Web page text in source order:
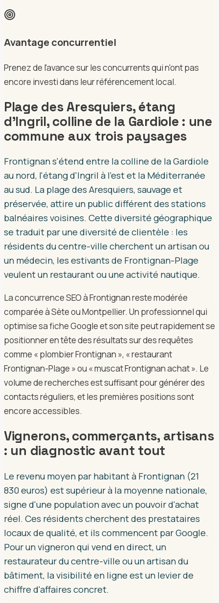
Avantage concurrentiel
Prenez de l'avance sur les concurrents qui n'ont pas
encore investi dans leur référencement local.
Plage des Aresquiers, étang
d'Ingril, colline de la Gardiole : une
commune aux trois paysages
Frontignan s'étend entre la colline de la Gardiole
au nord, l'étang d'Ingril à l'est et la Méditerranée
au sud. La plage des Aresquiers, sauvage et
préservée, attire un public différent des stations
balnéaires voisines. Cette diversité géographique
se traduit par une diversité de clientèle : les
résidents du centre-ville cherchent un artisan ou
un médecin, les estivants de Frontignan-Plage
veulent un restaurant ou une activité nautique.
La concurrence SEO à Frontignan reste modérée
comparée à Sète ou Montpellier. Un professionnel qui
optimise sa fiche Google et son site peut rapidement se
positionner en tête des résultats sur des requêtes
comme « plombier Frontignan », « restaurant
Frontignan-Plage » ou « muscat Frontignan achat ». Le
volume de recherches est suffisant pour générer des
contacts réguliers, et les premières positions sont
encore accessibles.
Vignerons, commerçants, artisans
: un diagnostic avant tout
Le revenu moyen par habitant à Frontignan (21
830 euros) est supérieur à la moyenne nationale,
signe d'une population avec un pouvoir d'achat
réel. Ces résidents cherchent des prestataires
locaux de qualité, et ils commencent par Google.
Pour un vigneron qui vend en direct, un
restaurateur du centre-ville ou un artisan du
bâtiment, la visibilité en ligne est un levier de
chiffre d'affaires concret.